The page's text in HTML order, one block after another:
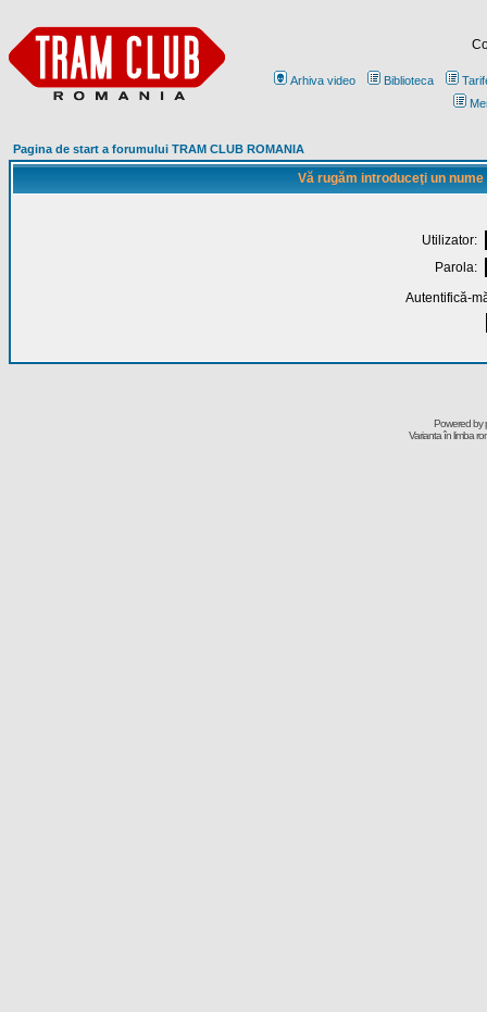
Arhiva video Biblioteca
Pagina de start a forumului TRAM CLUB ROMANIA
Vă rugăm introduceţi un
Utilizator:
Parola:
Autentifică-
Powered by
Varianta în limba